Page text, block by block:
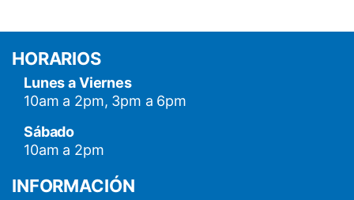
HORARIOS
Lunes a Viernes
10am a 2pm, 3pm a 6pm
Sábado
10am a 2pm
INFORMACIÓN